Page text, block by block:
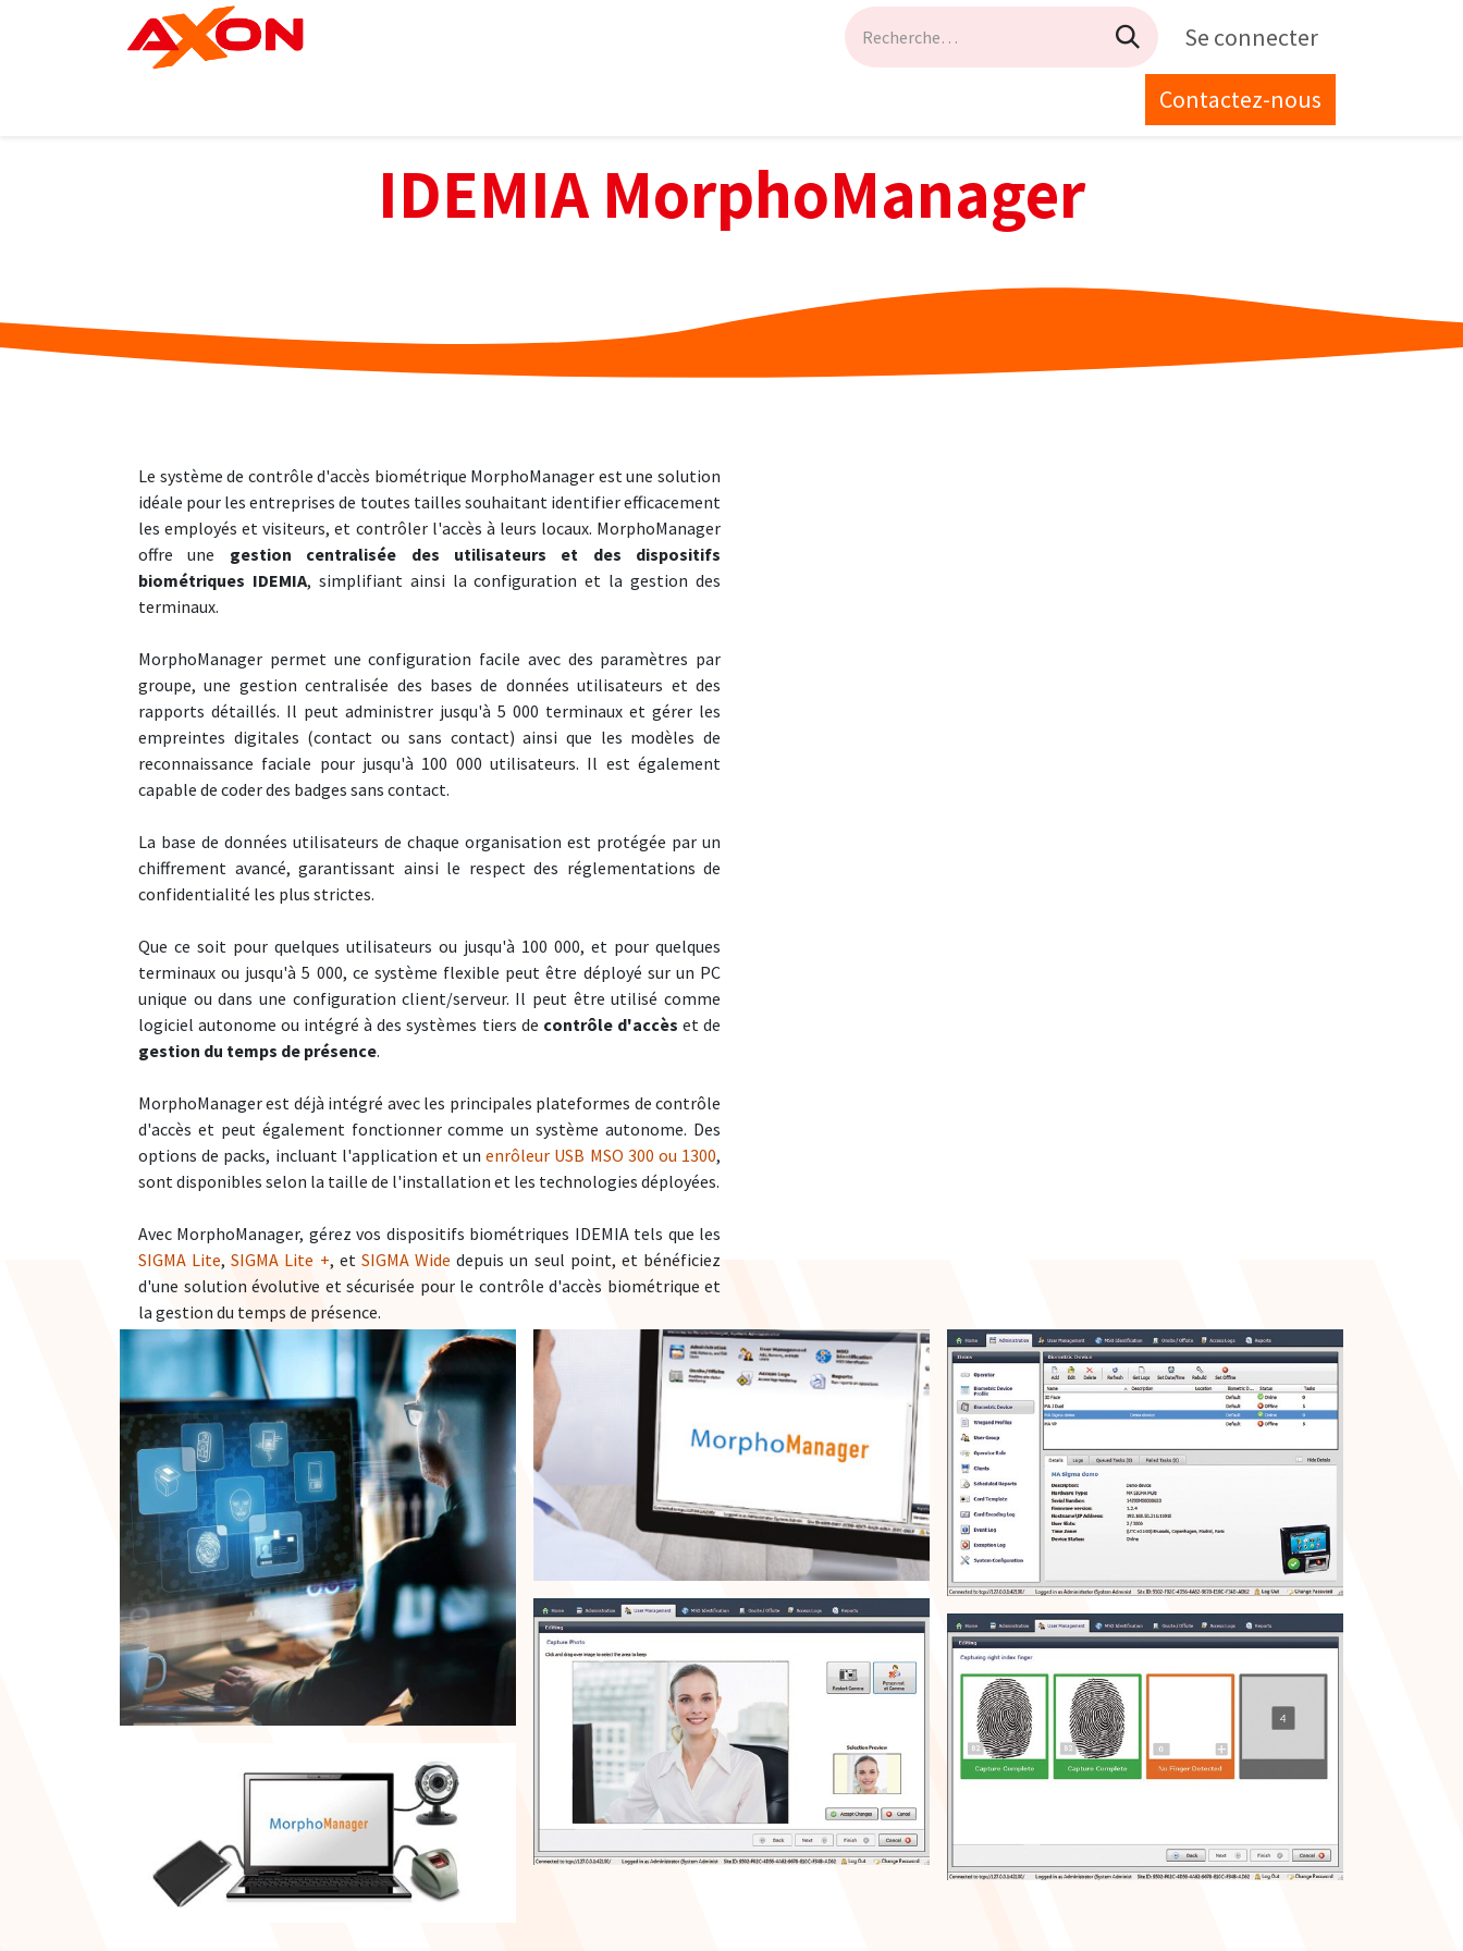
Se rendre au contenu
Se connecter
Contactez-nous
IDEMIA MorphoManager
Le système de contrôle d'accès biométrique MorphoManager est une solution
idéale pour les entreprises de toutes tailles souhaitant identifier efficacement
les employés et visiteurs, et contrôler l'accès à leurs locaux. MorphoManager
offre une gestion centralisée des utilisateurs et des dispositifs
biométriques IDEMIA, simplifiant ainsi la configuration et la gestion des
terminaux.
MorphoManager permet une configuration facile avec des paramètres par
groupe, une gestion centralisée des bases de données utilisateurs et des
rapports détaillés. Il peut administrer jusqu'à 5 000 terminaux et gérer les
empreintes digitales (contact ou sans contact) ainsi que les modèles de
reconnaissance faciale pour jusqu'à 100 000 utilisateurs. Il est également
capable de coder des badges sans contact.
La base de données utilisateurs de chaque organisation est protégée par un
chiffrement avancé, garantissant ainsi le respect des réglementations de
confidentialité les plus strictes.
Que ce soit pour quelques utilisateurs ou jusqu'à 100 000, et pour quelques
terminaux ou jusqu'à 5 000, ce système flexible peut être déployé sur un PC
unique ou dans une configuration client/serveur. Il peut être utilisé comme
logiciel autonome ou intégré à des systèmes tiers de contrôle d'accès et de
gestion du temps de présence.
MorphoManager est déjà intégré avec les principales plateformes de contrôle
d'accès et peut également fonctionner comme un système autonome. Des
options de packs, incluant l'application et unenrôleur USB MSO 300 ou 1300,
sont disponibles selon la taille de l'installation et les technologies déployées.
Avec MorphoManager, gérez vos dispositifs biométriques IDEMIA tels que les
SIGMA Lite,SIGMA Lite +, et SIGMA Wide depuis un seul point, et bénéficiez
d'une solution évolutive et sécurisée pour le contrôle d'accès biométrique et
la gestion du temps de présence.